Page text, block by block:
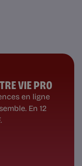
VIE PRO
en ligne
En 12